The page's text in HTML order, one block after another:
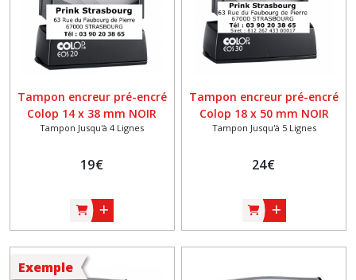
Tampon encreur pré-encré
Colop 14 x 38 mm NOIR
Tampon Jusqu'à 4 Lignes
19€
Tampon encreur pré-encré
Colop 18 x 50 mm NOIR
Tampon Jusqu'à 5 Lignes
24€
Exemple